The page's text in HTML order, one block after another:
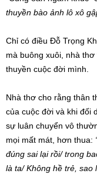
thuyền bào ảnh lô xô
Chỉ có điều Đỗ Trọng
mà buông xuôi, nhà
thuyền cuộc đời mình.
Nhà thơ cho rằng thân
của cuộc đời và khi đối
sự luân chuyển vô
mọi mất mát, hơn thua:
đúng sai lại rồi/ trong
là ta/ Không hề trẻ, sao